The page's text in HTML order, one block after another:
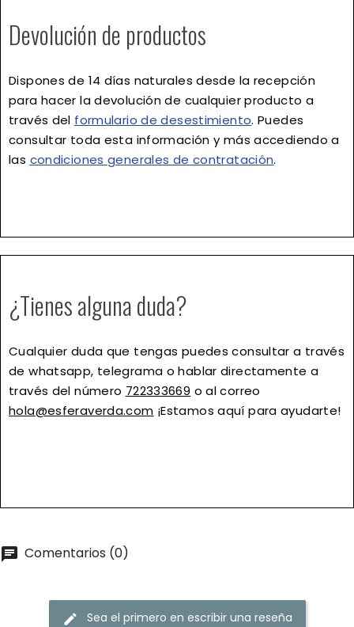
Devolución de productos
Dispones de 14 días naturales desde la recepción
para hacer la devolución de cualquier producto a
través del formulario de desestimiento. Puedes
consultar toda esta información y más accediendo a
las condiciones generales de contratación.
¿Tienes alguna duda?
Cualquier duda que tengas puedes consultar a través
de whatsapp, telegrama o hablar directamente a
través del número 722333669 o al correo
hola@esferaverda.com ¡Estamos aquí para ayudarte!
Comentarios (0)
Sea el primero en escribir una reseña